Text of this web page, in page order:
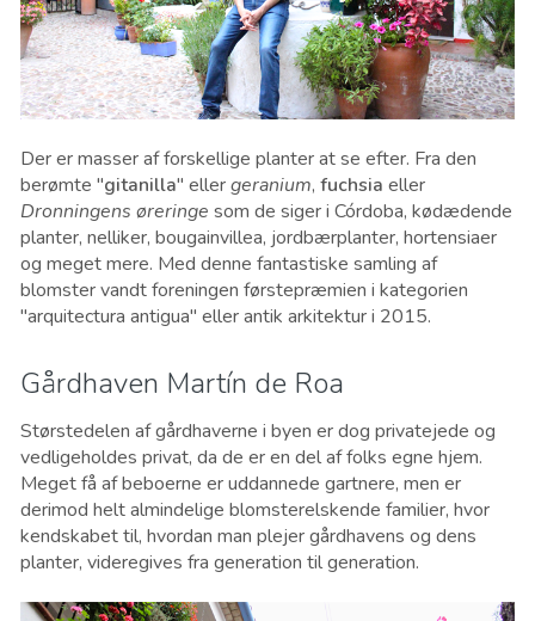
Der er masser af forskellige planter at se efter. Fra den
berømte "gitanilla" ellergeranium, fuchsia eller
Dronningens øreringe som de siger i Córdoba, kødædende
planter, nelliker, bougainvillea, jordbærplanter, hortensiaer
og meget mere. Med denne fantastiske samling af
blomster vandt foreningen førstepræmien i kategorien
"arquitectura antigua" eller antik arkitektur i 2015.
Gårdhaven Martín de Roa
Størstedelen af gårdhaverne i byen er dog privatejede og
vedligeholdes privat, da de er en del af folks egne hjem.
Meget få af beboerne er uddannede gartnere, men er
derimod helt almindelige blomsterelskende familier, hvor
kendskabet til, hvordan man plejer gårdhavens og dens
planter, videregives fra generation til generation.